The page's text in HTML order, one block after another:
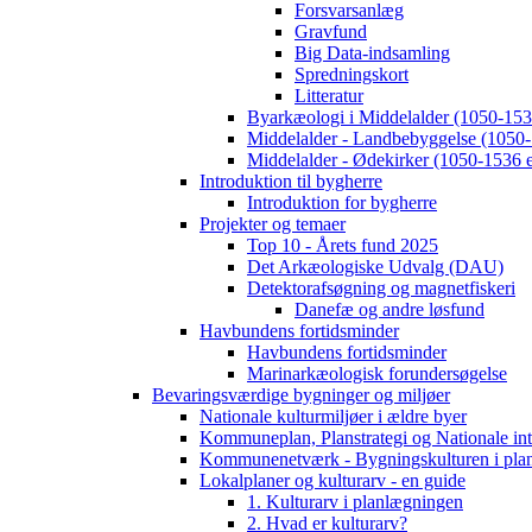
Forsvarsanlæg
Gravfund
Big Data-indsamling
Spredningskort
Litteratur
Byarkæologi i Middelalder (1050-
Middelalder - Landbebyggelse
Middelalder - Ødekirker (1050-1536
Introduktion til bygherre
Introduktion for bygherre
Projekter og temaer
Top 10 - Årets fund 2025
Det Arkæologiske Udvalg (DAU)
Detektorafsøgning og magnetfiskeri
Danefæ og andre løsfund
Havbundens fortidsminder
Havbundens fortidsminder
Marinarkæologisk forundersøgelse
Bevaringsværdige bygninger og miljøer
Nationale kulturmiljøer i ældre byer
Kommuneplan, Planstrategi og Nationale
Kommunenetværk - Bygningskulturen i
Lokalplaner og kulturarv - en guide
1. Kulturarv i planlægningen
2. Hvad er kulturarv?